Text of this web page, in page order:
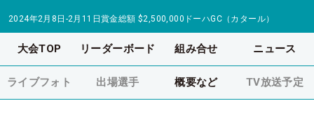
2024年2月8日-2月11日賞金総額 $2,500,000 ドーハGC（カタール）
大会TOP リーダーボード 組み合せ ニュース
ライブフォト 出場選手 概要など TV放送予定